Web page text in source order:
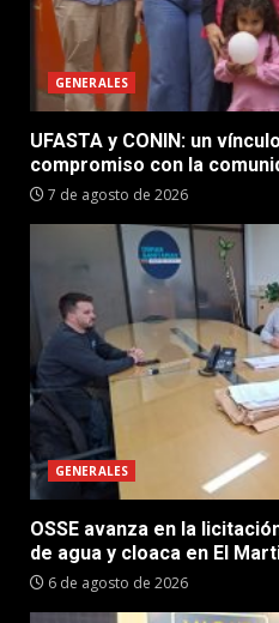
GENERALES
UFASTA y CONIN: un
compromiso con la
7 de agosto de 2026
GENERALES
OSSE avanza en la
de agua y cloaca en El
6 de agosto de 2026